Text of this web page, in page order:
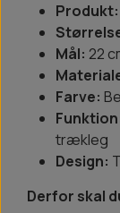
Produkt:
Mål: 22
Farve:
trækleg
Design:
Derfor skal